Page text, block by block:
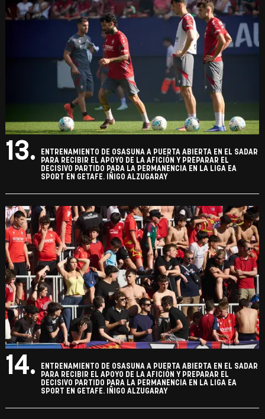
13.
ENTRENAMIENTO DE OSASUNA A PUERTA ABIERTA EN EL SADAR
PARA RECIBIR EL APOYO DE LA AFICIÓN Y PREPARAR EL
DECISIVO PARTIDO PARA LA PERMANENCIA EN LA LIGA EA
SPORT EN GETAFE. IÑIGO ALZUGARAY
14.
ENTRENAMIENTO DE OSASUNA A PUERTA ABIERTA EN EL SADAR
PARA RECIBIR EL APOYO DE LA AFICIÓN Y PREPARAR EL
DECISIVO PARTIDO PARA LA PERMANENCIA EN LA LIGA EA
SPORT EN GETAFE. IÑIGO ALZUGARAY